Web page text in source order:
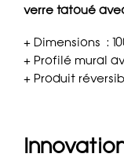
verre tatoué
+ Dimensions :
+ Profilé mural
+ Produit